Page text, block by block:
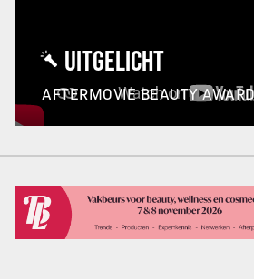
UITGELICHT
AFTERMOVIE BEAUTY